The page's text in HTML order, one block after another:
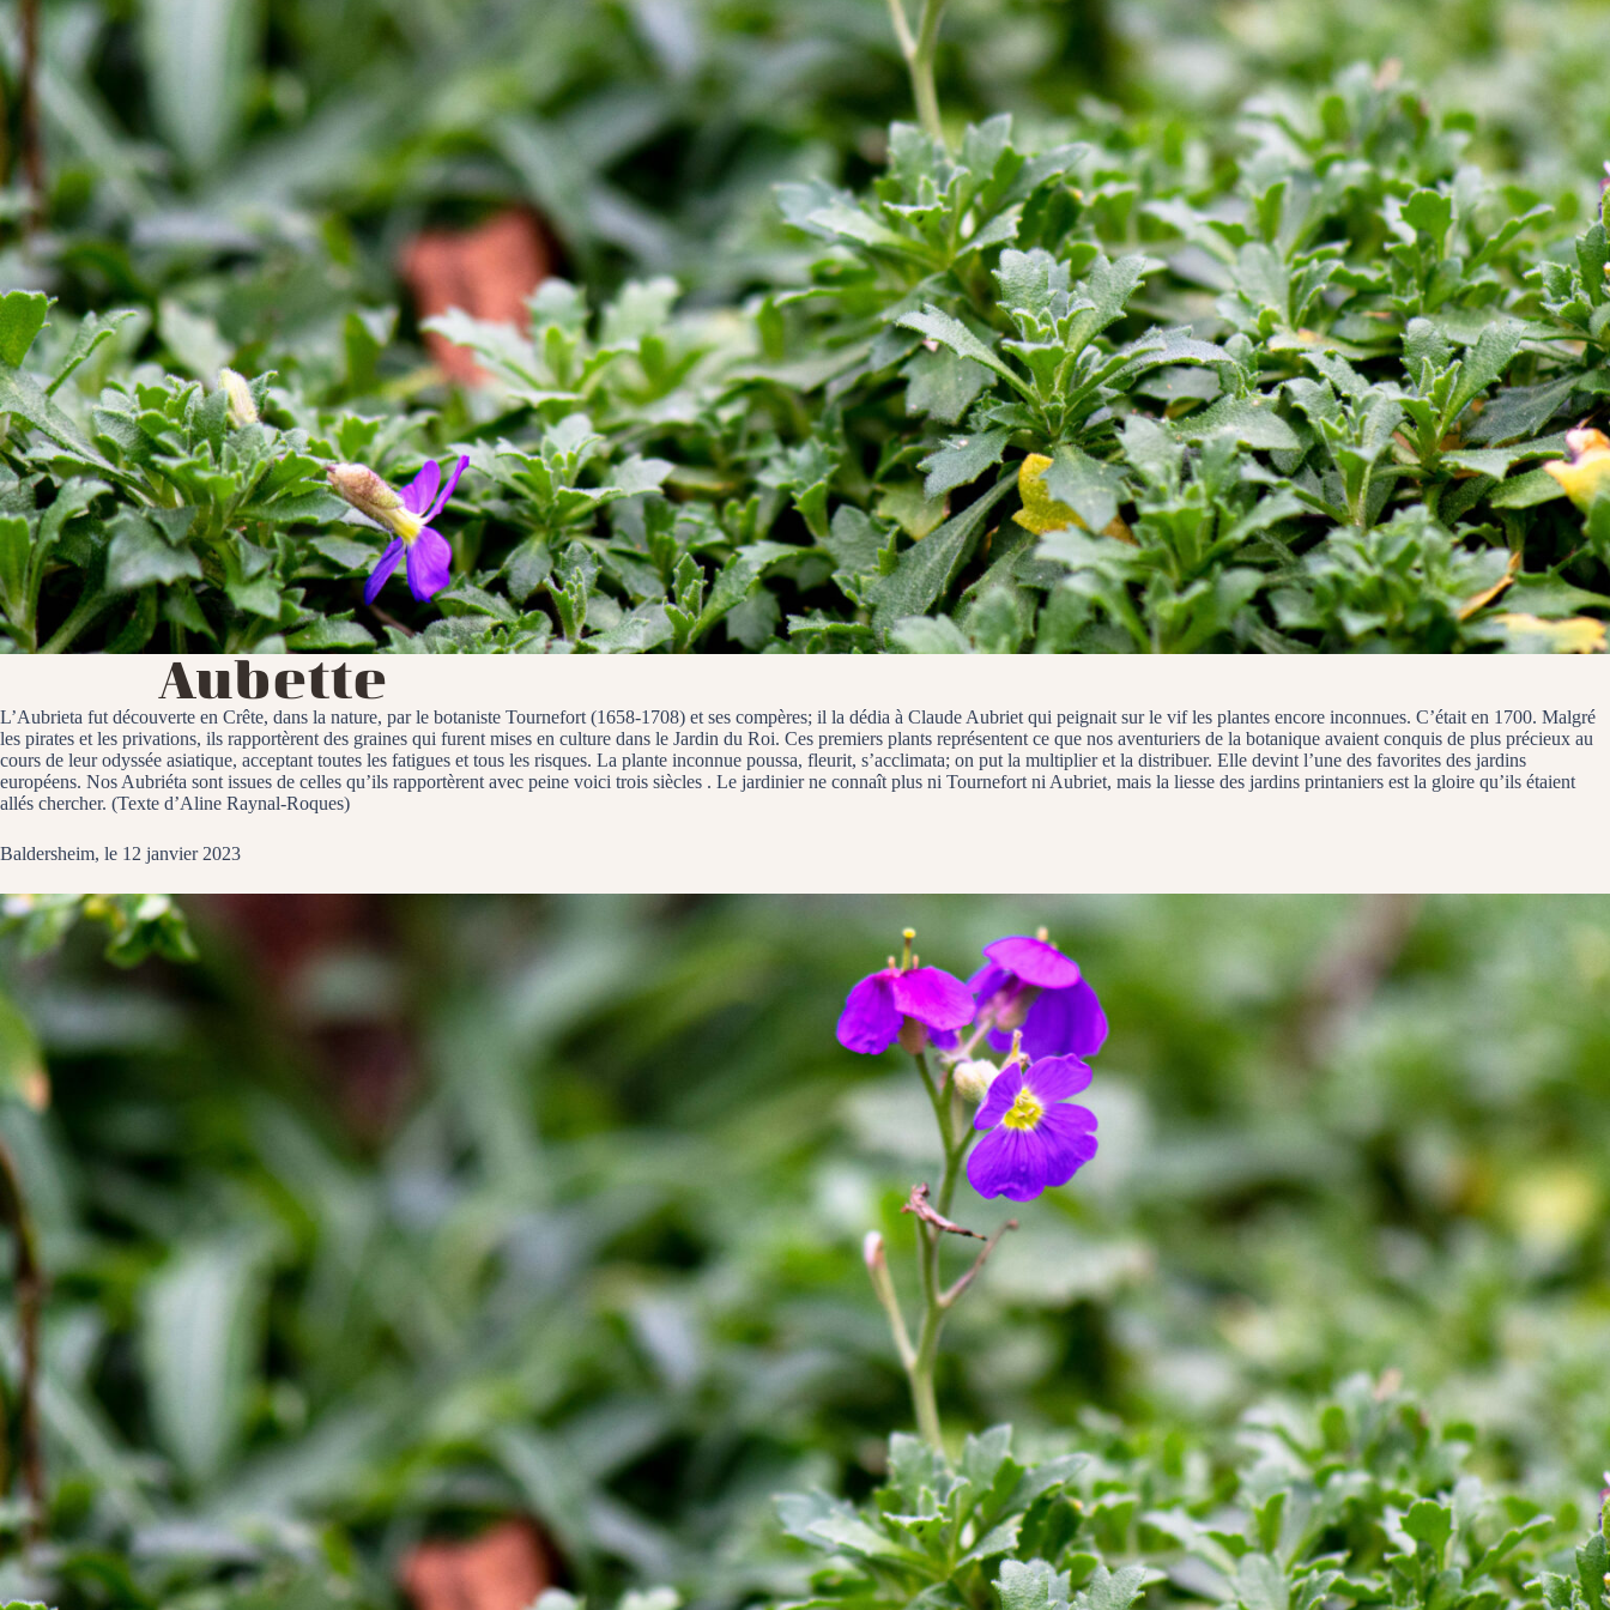
Aubette
L’Aubrieta fut découverte en Crête, dans la nature, par le botaniste Tournefort (1658-1708) et ses compères; il la dédia à Claude Aubriet qui peignait sur le vif les plantes encore inconnues. C’était en 1700. Malgré
les pirates et les privations, ils rapportèrent des graines qui furent mises en culture dans le Jardin du Roi. Ces premiers plants représentent ce que nos aventuriers de la botanique avaient conquis de plus précieux au
cours de leur odyssée asiatique, acceptant toutes les fatigues et tous les risques. La plante inconnue poussa, fleurit, s’acclimata; on put la multiplier et la distribuer. Elle devint l’une des favorites des jardins
européens. Nos Aubriéta sont issues de celles qu’ils rapportèrent avec peine voici trois siècles . Le jardinier ne connaît plus ni Tournefort ni Aubriet, mais la liesse des jardins printaniers est la gloire qu’ils étaient
allés chercher. (Texte d’Aline Raynal-Roques)
Baldersheim, le 12 janvier 2023